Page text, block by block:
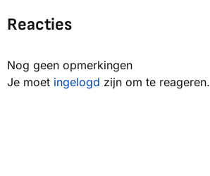
Reacties
Nog geen opmerkingen
Je moet ingelogd zijn om te reageren.